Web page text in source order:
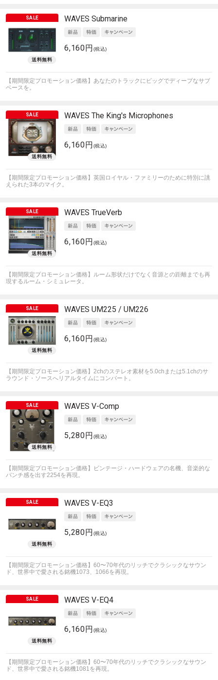
WAVES Submarine
6,160円 (税込)
【期間限定プロモーション価格】あなたのトラックにビッグでディープなサブ
ベースを。
WAVES The King's Microphones
6,160円 (税込)
【期間限定プロモーション価格】英国ロイヤル・ファミリーのために特別に誂
えられた3本のマイク。
WAVES TrueVerb
6,160円 (税込)
【期間限定プロモーション価格】ルーム形状だけでなく音源との距離までも再
現するルーム・シミュレータ。
WAVES UM225 / UM226
6,160円 (税込)
【期間限定プロモーション価格】2chのステレオ素材を5.0chまたは5.1chのサ
ラウンド・ソースへリアルタイムにコンバート。
WAVES V-Comp
5,280円 (税込)
【期間限定プロモーション価格】ビンテージ・ハードウェアの名機、音楽的な
パンチ感を出す2254を再現。
WAVES V-EQ3
5,280円 (税込)
【期間限定プロモーション価格】60〜70年代のリッチでクラシックなサウン
ド、世界中で愛される銘機1073、1066を再現。
WAVES V-EQ4
6,160円 (税込)
【期間限定プロモーション価格】60〜70年代のリッチでクラシックなサウン
ド、世界中で愛される銘機1081を再現。